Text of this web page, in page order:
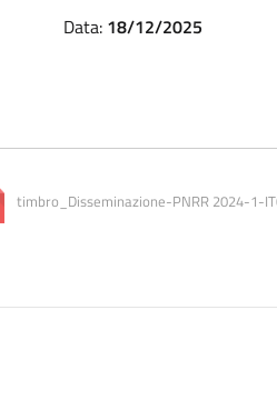
Data: 18/12/2025
timbro_Disseminazione-PNRR 2024-1-